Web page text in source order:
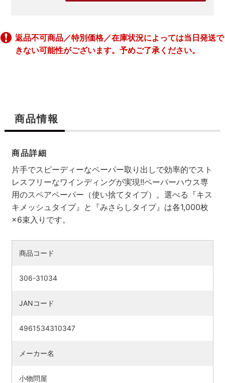
返品不可商品／特別価格／在庫状況によっては当日発送で
きない可能性がございます。予めご了承ください。
商品情報
商品詳細
片手でスピーディーなペーパー取り出しで効率的でスト
レスフリーなワインディングが実現!!ペーパーハウス専
用のスペアペーパー（使い捨てタイプ）。選べる『キス
キメッシュタイプ』と『みさらしタイプ』は各1,000枚
×6束入りです。
商品コード
306-31034
JANコード
4961534310347
メーカー名
小物問屋